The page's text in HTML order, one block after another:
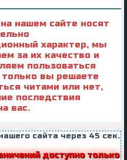
нашем сайте носят
характер, мы
за их качество и
пользоваться
вы решаете
читами или нет,
последствия
вас.
сайта через 45 сек.
доступно только